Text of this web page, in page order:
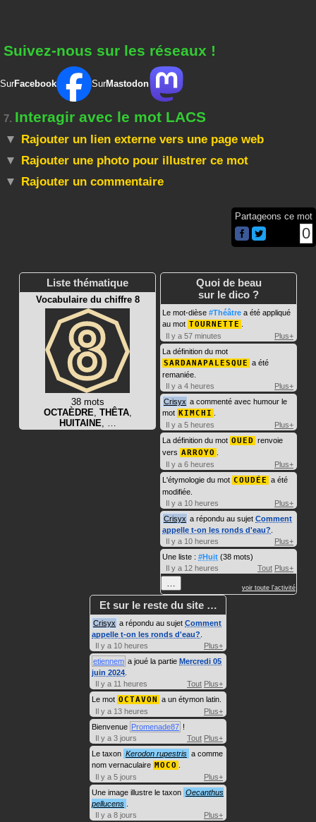
Suivez-nous sur les réseaux !
SurFacebook SurMastodon
7. Interagir avec le mot LACS
Rajouter un lien externe vers une page web
Rajouter une photo pour illustrer ce mot
Rajouter un commentaire
Partageons ce mot
0
Liste thématique
Vocabulaire du chiffre 8
38 mots
OCTAÈDRE THÊTA,
HUITAINE
Quoi de beau
sur le dico ?
Le mot-dièse #Théâtre a été appliqué
au mot TOURNETTE
Il y a 57 minutes
Plus+
La définition du mot
SARDANAPALESQUE a été
remaniée.
Il y a 4 heures
Plus+
Crisyx a commenté avec humour le
mot KIMCHI
Il y a 5 heures
Plus+
La définition du mot OUED renvoie
vers ARROYO
Il y a 6 heures
Plus+
L'étymologie du mot COUDÉE a été
modifiée.
Il y a 10 heures
Plus+
Crisyx a répondu au sujet Comment
appelle t-on les ronds d'eau?
Il y a 10 heures
Plus+
Une liste : #Huit (38 mots)
Il y a 12 heures
Tout Plus+
voir toute l'activité
Et sur le reste du site …
Crisyx a répondu au sujet Comment
appelle t-on les ronds d'eau?
Il y a 10 heures
Plus+
etiennem a joué la partie Mercredi 05
juin 2024
Il y a 11 heures
Tout Plus+
Le mot OCTAVON a un étymon latin.
Il y a 13 heures
Plus+
Bienvenue Promenade87 !
Il y a 3 jours
Tout Plus+
Le taxon Kerodon rupestris a comme
nom vernaculaire MOCO
Il y a 5 jours
Plus+
Une image illustre le taxon Oecanthus
pellucens
Il y a 8 jours
Plus+